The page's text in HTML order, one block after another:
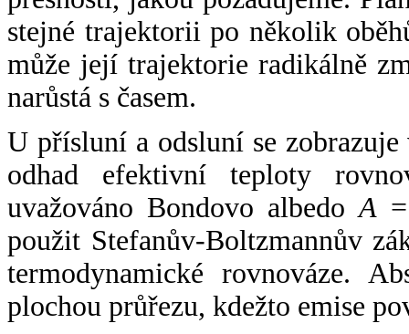
stejné trajektorii po několik
může její trajektorie radikálně
narůstá s časem.
U přísluní a odsluní se
odhad efektivní teploty
uvažováno Bondovo albedoA
použit Stefanův-Boltzmannův
termodynamické rovnováze.
plochou průřezu, kdežto emise